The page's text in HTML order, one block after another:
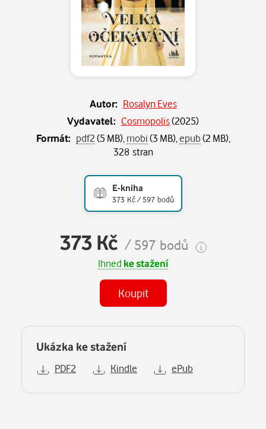
Autor: Rosalyn Eves
Vydavatel: Cosmopolis(2025)
Formát: pdf2(5 MB),mobi(3 MB),epub(2 MB),
328 stran
E-kniha
373 Kč / 597 bodů
373 Kč / 597 bodů
Ihned ke stažení
Koupit
Ukázka ke stažení
PDF2 Kindle ePub